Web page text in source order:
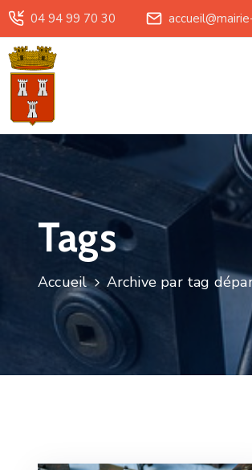
04 94 99 70 30
Tags
Accueil Archive par tag